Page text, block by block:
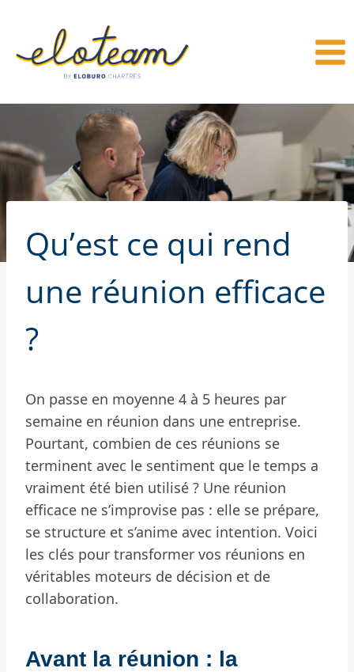
contenu
Qu’est ce qui rend
une réunion efficace
?
On passe en moyenne 4 à 5 heures par
semaine en réunion dans une entreprise.
Pourtant, combien de ces réunions se
terminent avec le sentiment que le temps a
vraiment été bien utilisé ? Une réunion
efficace ne s’improvise pas : elle se prépare,
se structure et s’anime avec intention. Voici
les clés pour transformer vos réunions en
véritables moteurs de décision et de
collaboration.
Avant la réunion : la